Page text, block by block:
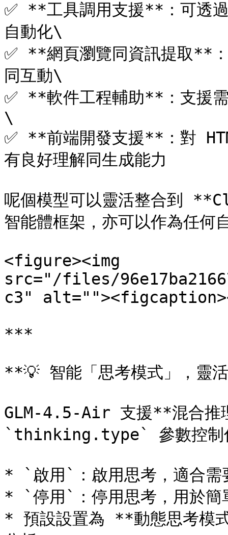
✅ **工具調用支援**：可透
自動化\
✅ **網頁瀏覽同資訊提取**
同互動\
✅ **軟件工程輔助**：支援
\
✅ **前端開發支援**：對
有良好理解同生成能力
呢個模型可以靈活整合到
智能體框架，亦可以作為任
<figure><img
src="/files/
c3"
***
**💡 智能「思考模式」，靈
GLM-4.5-Air 支援**混合推
`thinking.type` 參數控制
* `啟用`：啟用思考，適合需
* `停用`：停用思考，用於簡
* 預設設置為 **動態思考模